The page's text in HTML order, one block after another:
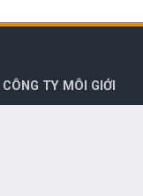
CÔNG TY MÔI GIỚI